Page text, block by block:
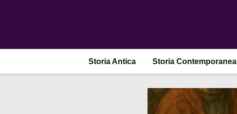
Storia Antica Storia Contemporanea